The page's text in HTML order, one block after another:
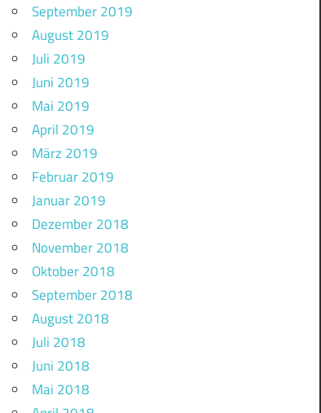
September 2019
August 2019
Juli 2019
Juni 2019
Mai 2019
April 2019
März 2019
Februar 2019
Januar 2019
Dezember 2018
November 2018
Oktober 2018
September 2018
August 2018
Juli 2018
Juni 2018
Mai 2018